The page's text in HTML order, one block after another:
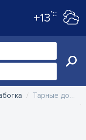
+13°C
Тарные доски